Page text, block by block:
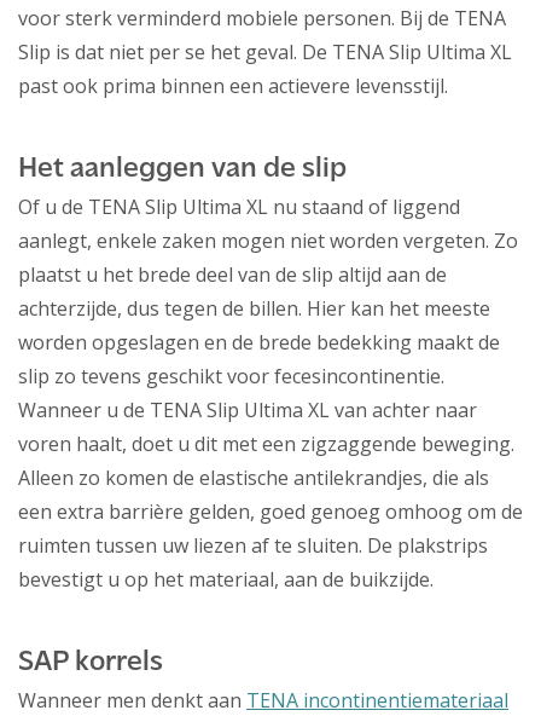
voor sterk verminderd mobiele personen. Bij de TENA
Slip is dat niet per se het geval. De TENA Slip Ultima XL
past ook prima binnen een actievere levensstijl.
Het aanleggen van de slip
Of u de TENA Slip Ultima XL nu staand of liggend
aanlegt, enkele zaken mogen niet worden vergeten. Zo
plaatst u het brede deel van de slip altijd aan de
achterzijde, dus tegen de billen. Hier kan het meeste
worden opgeslagen en de brede bedekking maakt de
slip zo tevens geschikt voor fecesincontinentie.
Wanneer u de TENA Slip Ultima XL van achter naar
voren haalt, doet u dit met een zigzaggende beweging.
Alleen zo komen de elastische antilekrandjes, die als
een extra barrière gelden, goed genoeg omhoog om de
ruimten tussen uw liezen af te sluiten. De plakstrips
bevestigt u op het materiaal, aan de buikzijde.
SAP korrels
Wanneer men denkt aan TENA incontinentiemateriaal